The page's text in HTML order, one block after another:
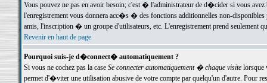
Vous pouvez ne pas en avoir besoin; c'est � l'administrateur de d�cider si vous
l'enregistrement vous donnera acc�s � des fonctions additionnelles non-
amis, l'inscription � un groupe d'utilisateurs, etc. L'enregistrement prend seulement
Revenir en haut de page
Pourquoi suis-je d�connect� automatiquement ?
Si vous ne cochez pas la case Se connecter automatiquement � chaque visitelorsque
permet d'�viter une utilisation abusive de votre compte par quelqu'un d'autre. Pour